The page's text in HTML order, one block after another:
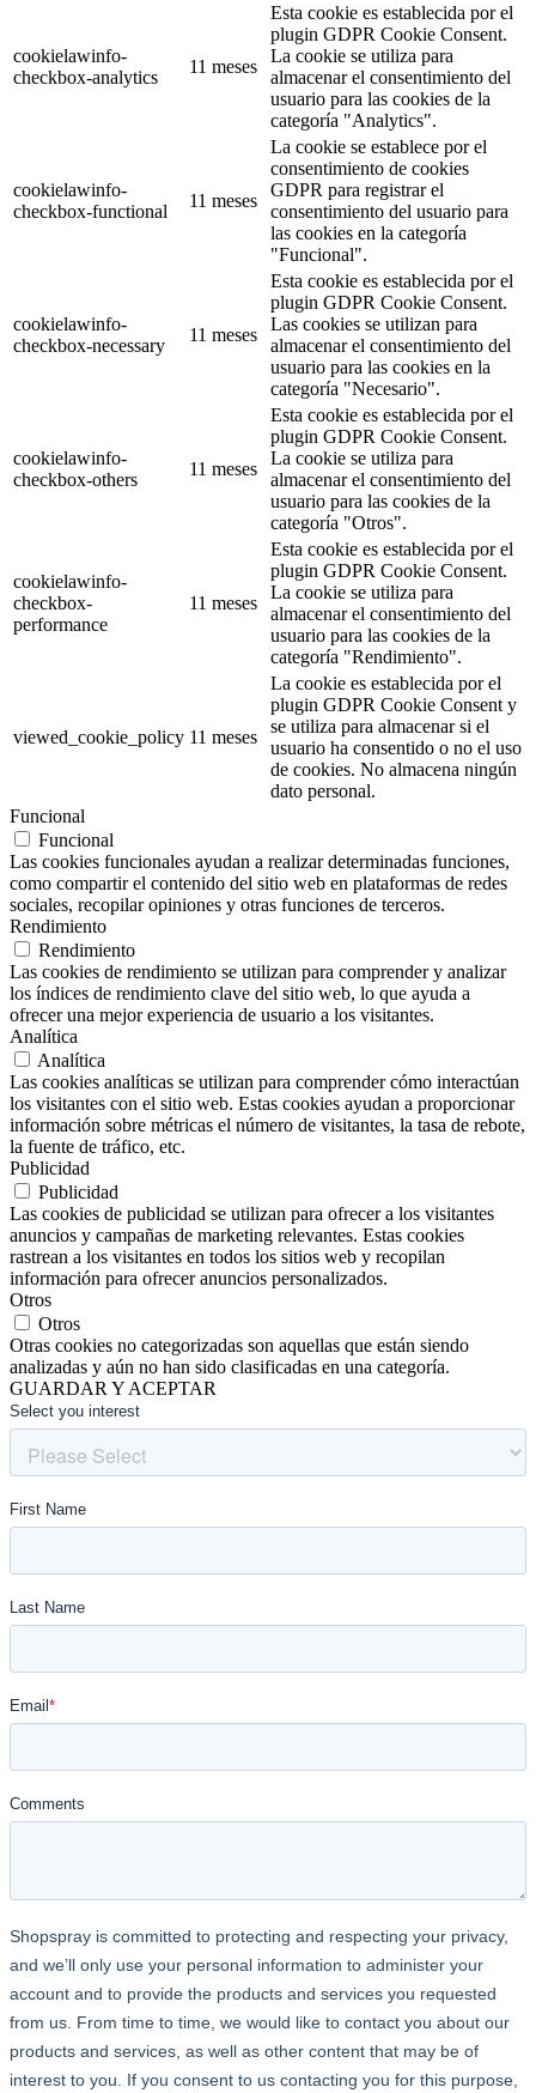
cookielawinfo-
checkbox-analytics
11 meses
Esta cookie es establecida por el
plugin GDPR Cookie Consent.
La cookie se utiliza para
almacenar el consentimiento del
usuario para las cookies de la
categoría "Analytics".
cookielawinfo-
checkbox-functional
11 meses
La cookie se establece por el
consentimiento de cookies
GDPR para registrar el
consentimiento del usuario para
las cookies en la categoría
"Funcional".
cookielawinfo-
checkbox-necessary
11 meses
Esta cookie es establecida por el
plugin GDPR Cookie Consent.
Las cookies se utilizan para
almacenar el consentimiento del
usuario para las cookies en la
categoría "Necesario".
cookielawinfo-
checkbox-others
11 meses
Esta cookie es establecida por el
plugin GDPR Cookie Consent.
La cookie se utiliza para
almacenar el consentimiento del
usuario para las cookies de la
categoría "Otros".
cookielawinfo-
checkbox-
performance
11 meses
Esta cookie es establecida por el
plugin GDPR Cookie Consent.
La cookie se utiliza para
almacenar el consentimiento del
usuario para las cookies de la
categoría "Rendimiento".
viewed_cookie_policy 11 meses
La cookie es establecida por el
plugin GDPR Cookie Consent y
se utiliza para almacenar si el
usuario ha consentido o no el uso
de cookies. No almacena ningún
dato personal.
Funcional
Funcional
Las cookies funcionales ayudan a realizar determinadas funciones,
como compartir el contenido del sitio web en plataformas de redes
sociales, recopilar opiniones y otras funciones de terceros.
Rendimiento
Rendimiento
Las cookies de rendimiento se utilizan para comprender y analizar
los índices de rendimiento clave del sitio web, lo que ayuda a
ofrecer una mejor experiencia de usuario a los visitantes.
Analítica
Analítica
Las cookies analíticas se utilizan para comprender cómo interactúan
los visitantes con el sitio web. Estas cookies ayudan a proporcionar
información sobre métricas el número de visitantes, la tasa de rebote,
la fuente de tráfico, etc.
Publicidad
Publicidad
Las cookies de publicidad se utilizan para ofrecer a los visitantes
anuncios y campañas de marketing relevantes. Estas cookies
rastrean a los visitantes en todos los sitios web y recopilan
información para ofrecer anuncios personalizados.
Otros
Otros
Otras cookies no categorizadas son aquellas que están siendo
analizadas y aún no han sido clasificadas en una categoría.
GUARDAR Y ACEPTAR